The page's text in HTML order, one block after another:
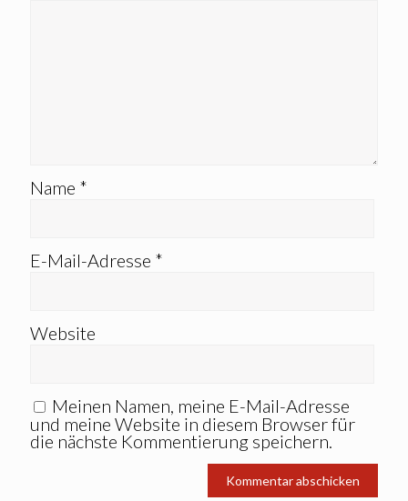
Name *
E-Mail-Adresse *
Website
Meinen Namen, meine E-Mail-Adresse
und meine Website in diesem Browser für
die nächste Kommentierung speichern.